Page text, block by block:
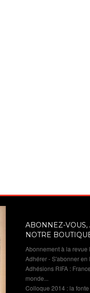
ABONNEZ-VOUS,
NOTRE
Abonnement à la revue
Adhérer - S'abonner en
Adhésions RIFA :
monde...
Colloque 2014 : la